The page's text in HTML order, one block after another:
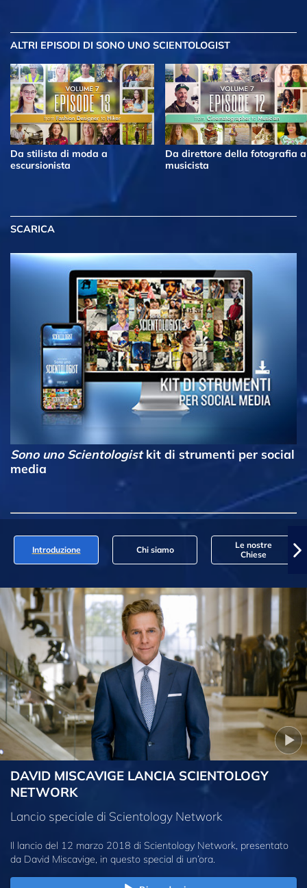
ALTRI EPISODI DI SONO UNO SCIENTOLOGIST
Da stilista di moda a
escursionista
Da direttore della fotografia a
musicista
SCARICA
Sono uno Scientologistkit di strumenti per social
media
Introduzione Chi siamo
Le nostre
Chiese
DAVID MISCAVIGE LANCIA SCIENTOLOGY
NETWORK
Lancio speciale di Scientology Network
Il lancio del 12 marzo 2018 di Scientology Network, presentato
da David Miscavige, in questo special di un’ora.